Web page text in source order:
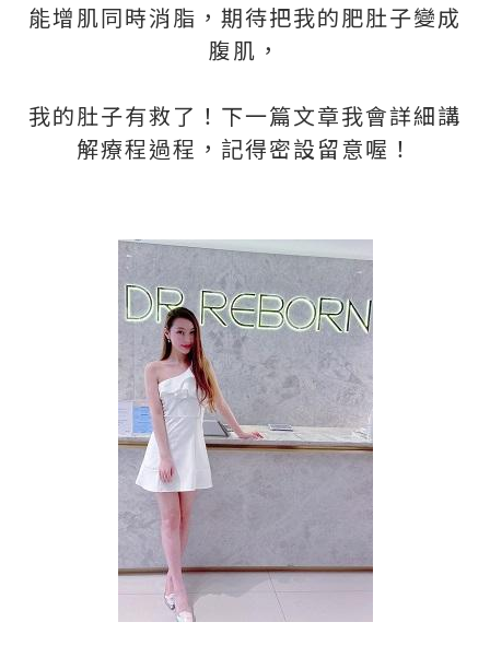
能增肌同時消脂，期待把我的肥肚子變成
腹肌，
我的肚子有救了！下一篇文章我會詳細講
解療程過程，記得密設留意喔！